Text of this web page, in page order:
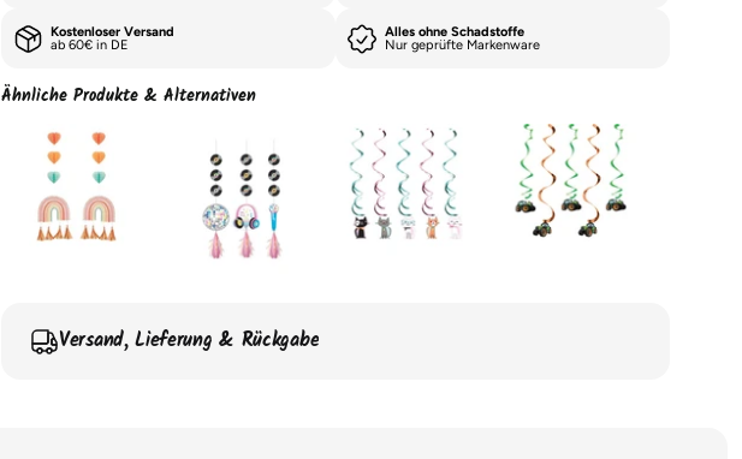
Kostenloser Versand
ab 60€ in DE
Alles ohne Schadstoffe
Nur geprüfte Markenware
Ähnliche Produkte & Alternativen
Versand, Lieferung & Rückgabe